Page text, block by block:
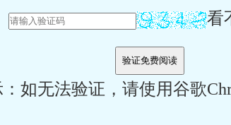
看
如无法验证，请使用谷歌